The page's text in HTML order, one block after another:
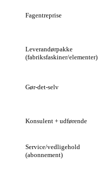
Fagentreprise
Leverandørpakke
(fabriksfaskiner/elementer)
Gør‑det‑selv
Konsulent + udførende
Service/vedligehold
(abonnement)